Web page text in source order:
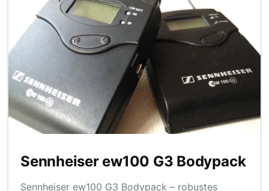
Sennheiser ew100 G3 Bodypack
Sennheiser ew100 G3 Bodypack – robustes